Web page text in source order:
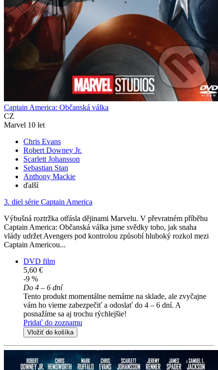
Captain America: Občanská válka
CZ
Marvel 10 let
Chris Evans
Robert Downey Jr.
Scarlett Johansson
Sebastian Stan
Anthony Mackie
ďalší
3. diel série Captain America
Výbušná roztržka otřásla dějinami Marvelu. V převratném příběhu
Captain America: Občanská válka jsme svědky toho, jak snaha
vlády udržet Avengers pod kontrolou způsobí hluboký rozkol mezi
Captain Americou...
DVD film
5,60 €
-9 %
Do 4 – 6 dní
Tento produkt momentálne nemáme na sklade, ale zvyčajne
vám ho vieme zabezpečiť a odoslať do 4 – 6 dní. A
posnažíme sa aj trochu rýchlejšie!
Pridať do zoznamu
Vložiť do košíka